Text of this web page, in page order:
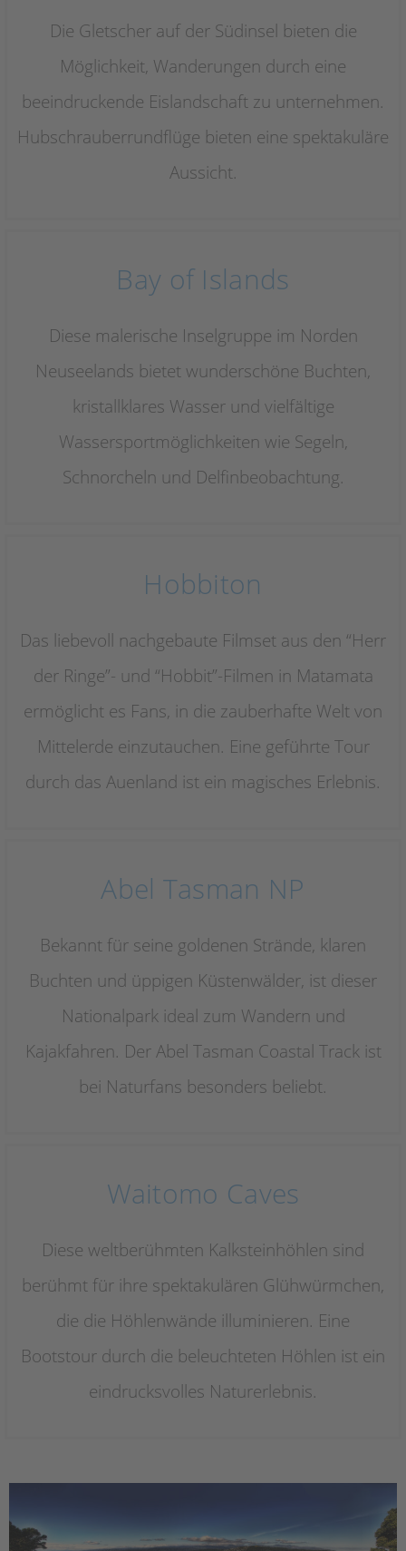
Die Gletscher auf der Südinsel bieten die
Möglichkeit, Wanderungen durch eine
beeindruckende Eislandschaft zu unternehmen.
Hubschrauberrundflüge bieten eine spektakuläre
Aussicht.
Bay of Islands
Diese malerische Inselgruppe im Norden
Neuseelands bietet wunderschöne Buchten,
kristallklares Wasser und vielfältige
Wassersportmöglichkeiten wie Segeln,
Schnorcheln und Delfinbeobachtung.
Hobbiton
Das liebevoll nachgebaute Filmset aus den “Herr
der Ringe”- und “Hobbit”-Filmen in Matamata
ermöglicht es Fans, in die zauberhafte Welt von
Mittelerde einzutauchen. Eine geführte Tour
durch das Auenland ist ein magisches Erlebnis.
Abel Tasman NP
Bekannt für seine goldenen Strände, klaren
Buchten und üppigen Küstenwälder, ist dieser
Nationalpark ideal zum Wandern und
Kajakfahren. Der Abel Tasman Coastal Track ist
bei Naturfans besonders beliebt.
Waitomo Caves
Diese weltberühmten Kalksteinhöhlen sind
berühmt für ihre spektakulären Glühwürmchen,
die die Höhlenwände illuminieren. Eine
Bootstour durch die beleuchteten Höhlen ist ein
eindrucksvolles Naturerlebnis.